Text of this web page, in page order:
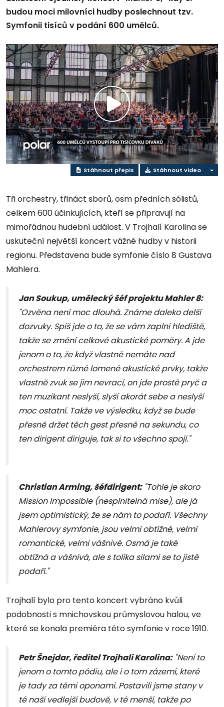
budou moci milovníci hudby poslechnout tzv.
Symfonii tisíců v podání 600 umělců.
Přehrát
video
Stáhnout přepis Stáhnout video
Tři orchestry, třináct sborů, osm předních sólistů,
celkem 600 účinkujících, kteří se připravují na
mimořádnou hudební událost. V Trojhalí Karolina se
uskuteční největší koncert vážné hudby v historii
regionu. Představena bude symfonie číslo 8 Gustava
Mahlera.
Jan Soukup, umělecký šéf projektu Mahler 8:
"Ozvěna není moc dlouhá. Známe daleko delší
dozvuky. Spíš jde o to, že se vám zaplní hlediště,
takže se změní celkové akustické poměry. A jde
jenom o to, že když vlastně nemáte nad
orchestrem různé lomené akustické prvky, takže
vlastně zvuk se jim nevrací, on jde prostě pryč a
ten muzikant neslyší, slyší akorát sebe a neslyší
moc ostatní. Takže ve výsledku, když se bude
přesně držet těch gest přesně na sekundu, co
ten dirigent diriguje, tak si to všechno spojí."
Christian Arming, šéfdirigent:"Tohle je skoro
Mission Impossible (nesplnitelná mise), ale já
jsem optimistický, že se nám to podaří. Všechny
Mahlerovy symfonie, jsou velmi obtížné, velmi
romantické, velmi vášnivé. Osmá je také
obtížná a vášnivá, ale s tolika silami se to jistě
podaří."
Trojhalí bylo pro tento koncert vybráno kvůli
podobnosti s mnichovskou průmyslovou halou, ve
které se konala premiéra této symfonie v roce 1910.
Petr Šnejdar, ředitel Trojhalí Karolina:"Není to
jenom o tomto pódiu, ale i o tom zázemí, které
je tady za těmi oponami. Postavili jsme stany v
té naší vedlejší budově, v té menší, takže po